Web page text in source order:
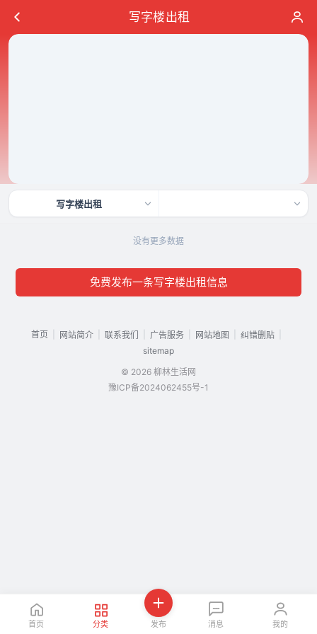
写字楼出租
写字楼出租
没有更多数据
免费发布一条写字楼出租信息
首页 网站简介 联系我们 广告服务 网站地图 纠错删贴
sitemap
© 2026 柳林生活网
豫ICP备2024062455号-1
首页 分类 发布 消息 我的